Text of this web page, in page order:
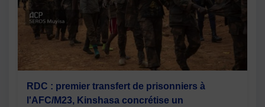
RDC : premier transfert de prisonniers à
l'AFC/M23, Kinshasa concrétise un